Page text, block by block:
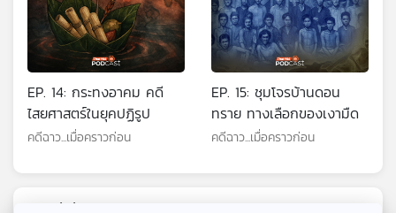
EP. 14: กระทงอาคม คดี
ไสยศาสตร์ในยุคปฏิรูป
คดีฉาว...เมื่อคราวก่อน
EP. 15: ชุมโจรบ้านดอน
ทราย ทางเลือกของเงามืด
คดีฉาว...เมื่อคราวก่อน